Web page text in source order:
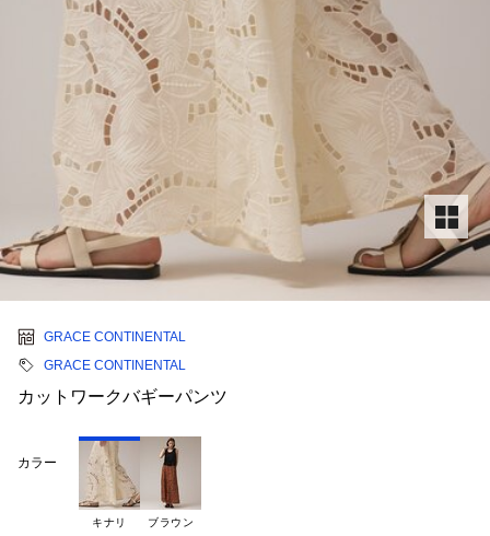
GRACE CONTINENTAL
GRACE CONTINENTAL
カットワークバギーパンツ
カラー
キナリ ブラウン